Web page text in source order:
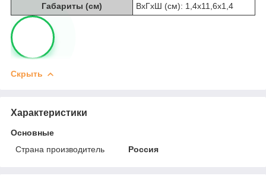
Габариты (см)
ВхГхШ (см): 1,4х11,6х1,4
Скрыть
Характеристики
Основные
Страна производитель
Россия